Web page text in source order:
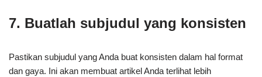
7. Buatlah subjudul yang konsisten
Pastikan subjudul yang Anda buat konsisten dalam hal format
dan gaya. Ini akan membuat artikel Anda terlihat lebih